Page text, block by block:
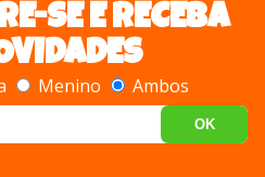
SE E RECEBA
Menino Ambos
OK